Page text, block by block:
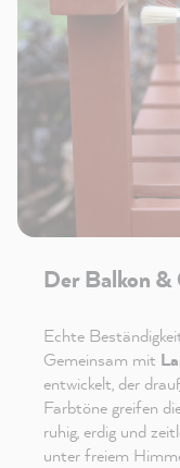
Der Balkon &
Echte
Gemeinsam mit
entwickelt, der
Farbtöne greifen
ruhig, erdig und
unter freiem